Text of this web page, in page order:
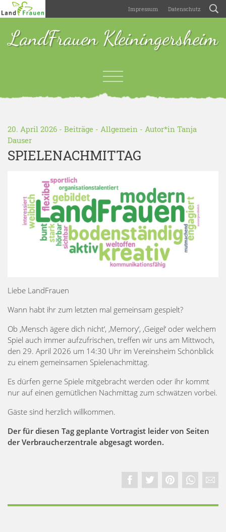
Impressum Datenschutz
LandFrauen Kleiningersheim
20. April 2026 - Beiträge - Allgemein - Autor*in Tanja
Dauser
SPIELENACHMITTAG
Liebe LandFrauen
Wann habt ihr zum letzten mal gemeinsam gespielt?
Ob ‚Mensch ägere dich nicht‘, ‚Memory‘, ‚Geigel‘ oder welchem
Spiel auch immer aufzufrischen, treffen wir uns am Mittwoch,
den 29. April 2026 um 14:30 Uhr im Vereinsheim Schönblick
zu einem gemeinsamen Spielenachmittag.
Es dürfen gerne Spiele mitgebracht werden oder ihr kommt
nur auf einen gemütlichen Nachmittag zum schwätzen vorbei.
Gäste sind herzlich willkommen.
Der für diesen Tag geplante Vortragist leider von Seiten
der Verbraucherzentrale abgesagt worden.